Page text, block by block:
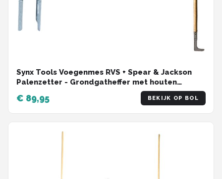
Synx Tools Voegenmes RVS + Spear & Jackson
Palenzetter - Grondgatheffer met houten
handvat - Met twee Essenhout stelen -
onkruidmes - voegenkrabber met steel 150cm
€ 89,95 BEKIJK OP BOL